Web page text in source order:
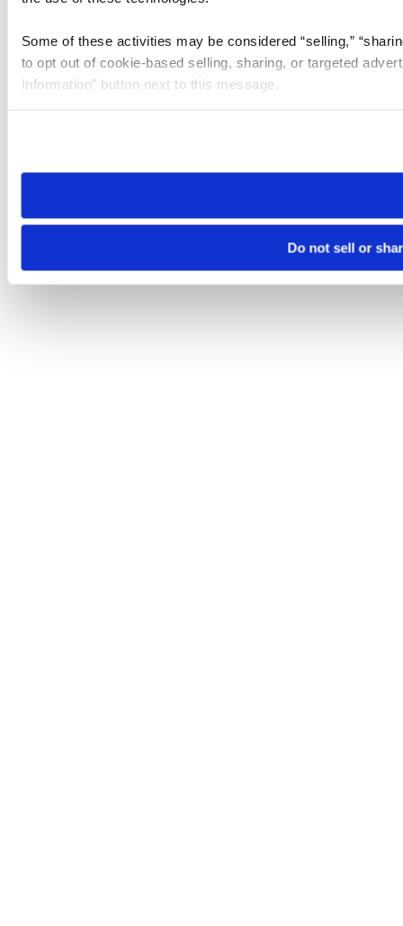
Some of these activities may be considered “selling,”
to opt out of cookie-based selling, sharing, or targeted
Information” button next to this message.
need to be set again.
Do not sell or